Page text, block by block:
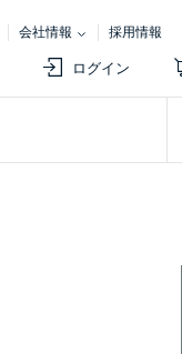
会社情報 採用情報
ログイン